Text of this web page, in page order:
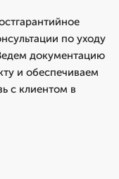
по уходу
документацию
и обеспечиваем
с клиентом в